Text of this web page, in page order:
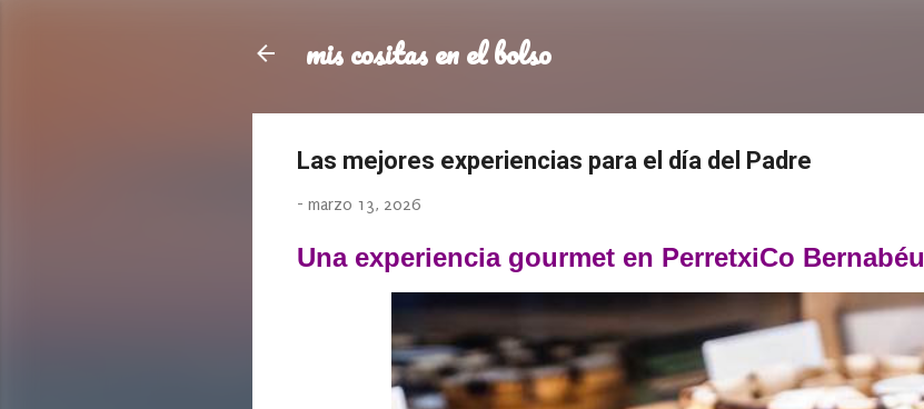
mis cositas en el bolso
Las mejores experiencias para el día del Padre
- marzo 13, 2026
Una experiencia gourmet en PerretxiCo Bernabéu